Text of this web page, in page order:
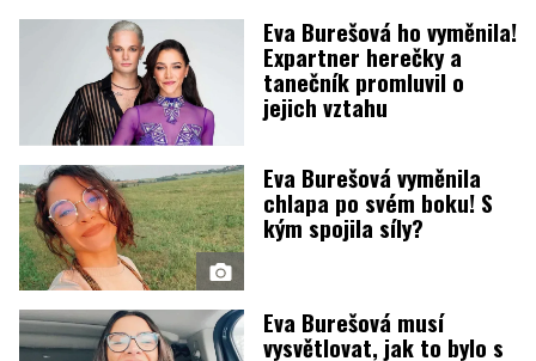
Eva Burešová ho vyměnila!
Expartner herečky a
tanečník promluvil o
jejich vztahu
Eva Burešová vyměnila
chlapa po svém boku! S
kým spojila síly?
Eva Burešová musí
vysvětlovat, jak to bylo s